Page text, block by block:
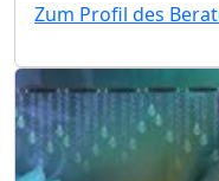
Zum Profil des